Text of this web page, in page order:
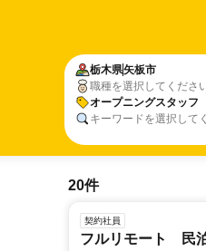
栃木県矢板市
職種を選択してくださ
オープニングスタッフ
キーワードを選択して
20件
契約社員
フルリモート 民